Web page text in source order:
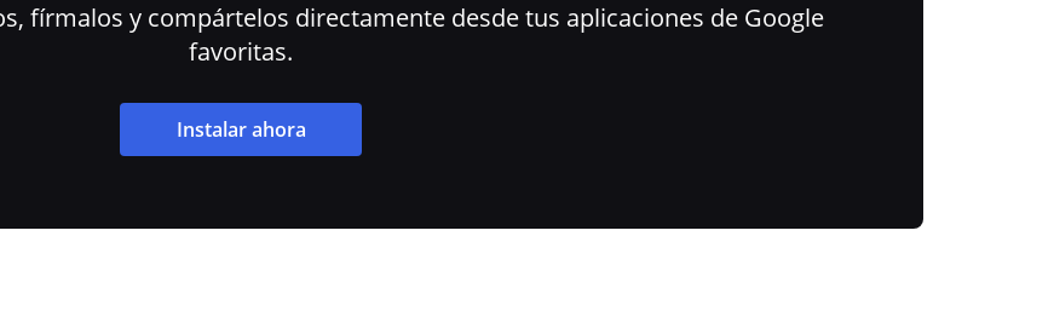
fírmalos y compártelos directamente desde tus aplicaciones de Google
favoritas.
Instalar ahora